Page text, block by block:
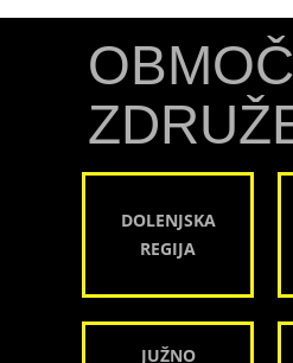
DOLENJSKA
REGIJA
JUŽNO